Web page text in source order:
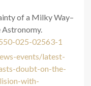
of a Milky Way–
025-02563-1
events/latest-
doubt-on-the-
with-